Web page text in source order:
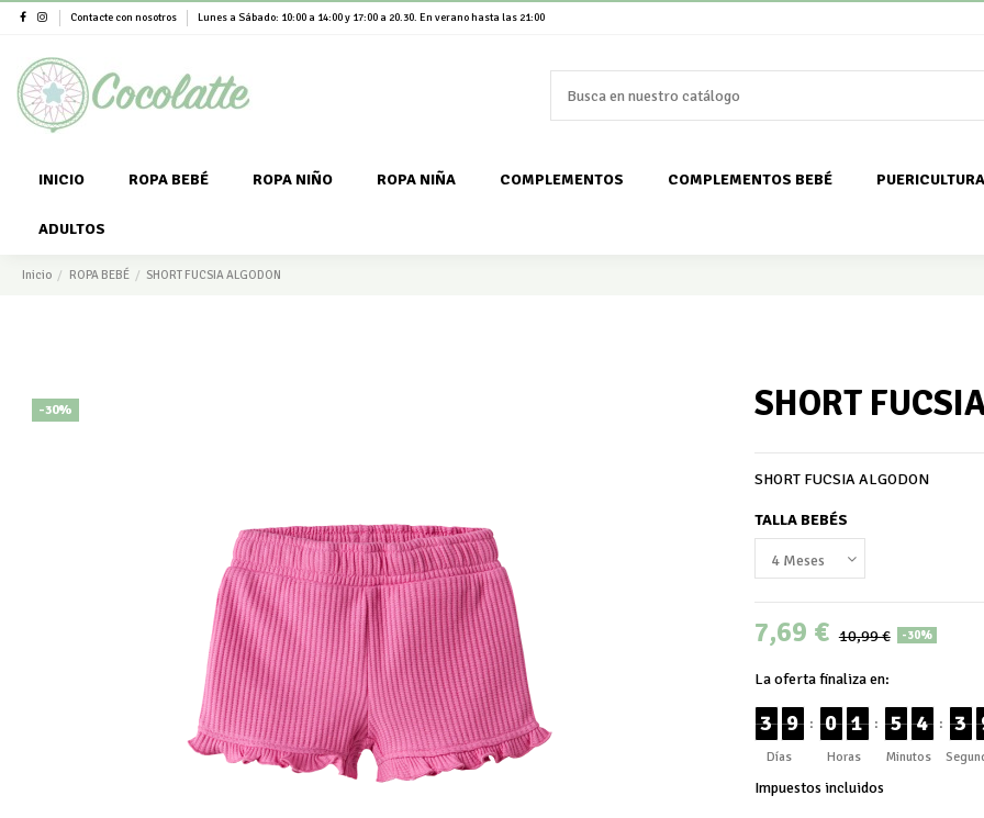
Contacte con nosotros Lunes a Sábado: 10:00 a 14:00 y 17:00 a 20.30. En verano hasta las 21:00
INICIO ROPA BEBÉ ROPA NIÑO ROPA NIÑA COMPLEMENTOS COMPLEMENTOS BEBÉ PUERICULTURA
ADULTOS
Inicio ROPA BEBÉ SHORT FUCSIA ALGODON
-30% SHORT
SHORT FUCSIA ALGODON
TALLA BEBÉS
7,69 € 10,99 € -30%
La oferta finaliza en:
3 9
Días
: 0 1
Horas
: 5 4
Minutos
: 3
Impuestos incluidos